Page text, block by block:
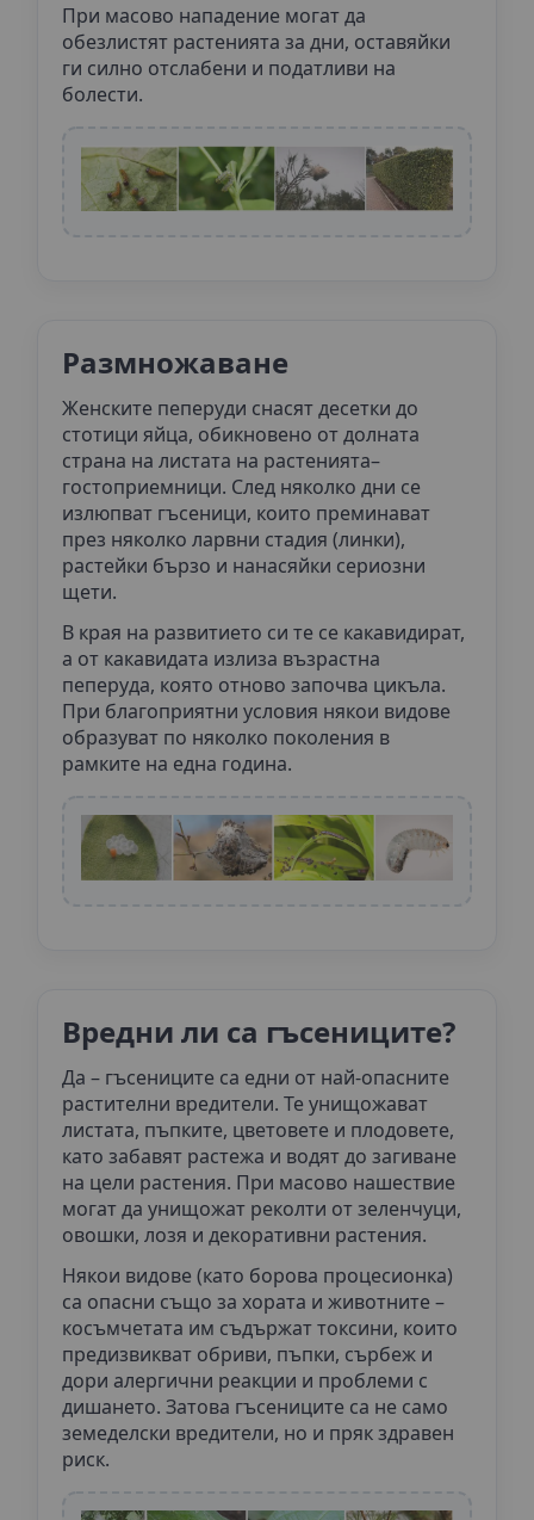
При масово нападение могат да
обезлистят растенията за дни, оставяйки
ги силно отслабени и податливи на
болести.
Размножаване
Женските пеперуди снасят десетки до
стотици яйца, обикновено от долната
страна на листата на растенията–
гостоприемници. След няколко дни се
излюпват гъсеници, които преминават
през няколко ларвни стадия (линки),
растейки бързо и нанасяйки сериозни
щети.
В края на развитието си те се какавидират,
а от какавидата излиза възрастна
пеперуда, която отново започва цикъла.
При благоприятни условия някои видове
образуват по няколко поколения в
рамките на една година.
Вредни ли са гъсениците?
Да – гъсениците са едни от най-опасните
растителни вредители. Те унищожават
листата, пъпките, цветовете и плодовете,
като забавят растежа и водят до загиване
на цели растения. При масово нашествие
могат да унищожат реколти от зеленчуци,
овошки, лозя и декоративни растения.
Някои видове (като борова процесионка)
са опасни също за хората и животните –
косъмчетата им съдържат токсини, които
предизвикват обриви, пъпки, сърбеж и
дори алергични реакции и проблеми с
дишането. Затова гъсениците са не само
земеделски вредители, но и пряк здравен
риск.